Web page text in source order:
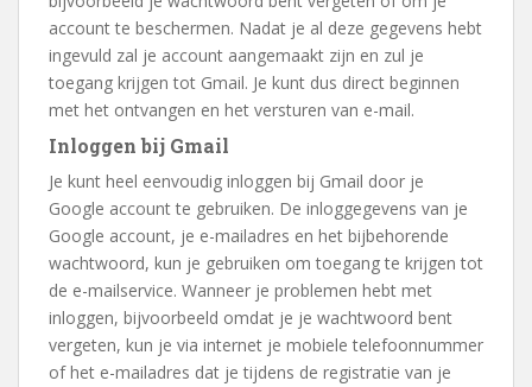
account te beschermen. Nadat je al deze gegevens hebt
ingevuld zal je account aangemaakt zijn en zul je
toegang krijgen tot Gmail. Je kunt dus direct beginnen
met het ontvangen en het versturen van e-mail.
Inloggen bij Gmail
Je kunt heel eenvoudig inloggen bij Gmail door je
Google account te gebruiken. De inloggegevens van je
Google account, je e-mailadres en het bijbehorende
wachtwoord, kun je gebruiken om toegang te krijgen tot
de e-mailservice. Wanneer je problemen hebt met
inloggen, bijvoorbeeld omdat je je wachtwoord bent
vergeten, kun je via internet je mobiele telefoonnummer
of het e-mailadres dat je tijdens de registratie van je